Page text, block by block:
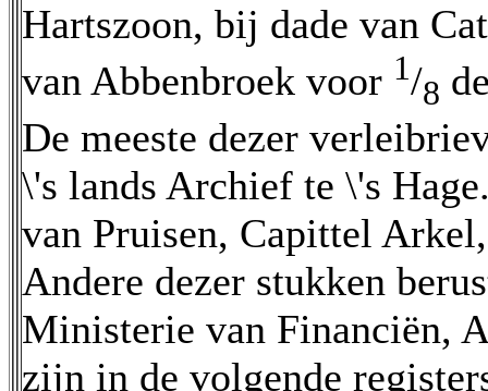
Hartszoon, bij dade van
van Abbenbroek voor 1/8
De meeste dezer
\'s lands Archief te \'s
van Pruisen, Capittel
Andere dezer stukken
Ministerie van Financiën,
zijn in de volgende